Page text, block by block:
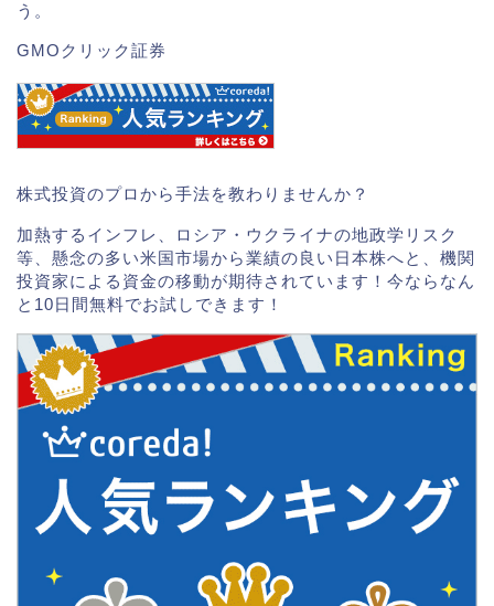
う。
GMOクリック証券
株式投資のプロから手法を教わりませんか？
加熱するインフレ、ロシア・ウクライナの地政学リスク
等、懸念の多い米国市場から業績の良い日本株へと、機関
投資家による資金の移動が期待されています！今ならなん
と10日間無料でお試しできます！